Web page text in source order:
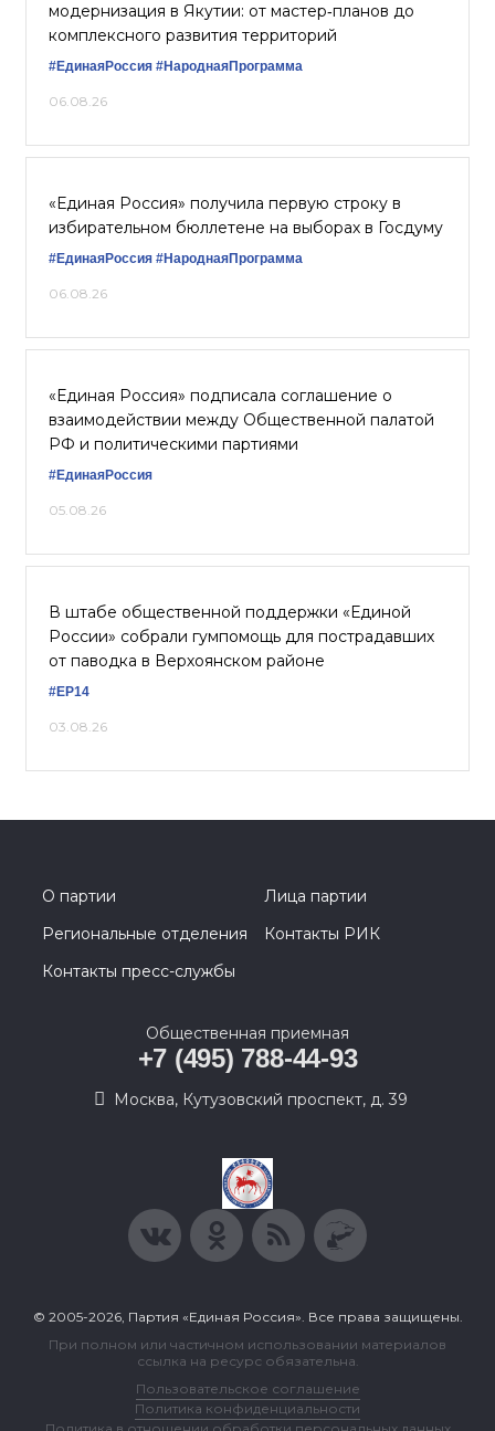
модернизация в Якутии: от мастер‑планов до
комплексного развития территорий
#ЕдинаяРоссия #НароднаяПрограмма
06.08.26
«Единая Россия» получила первую строку в
избирательном бюллетене на выборах в Госдуму
#ЕдинаяРоссия #НароднаяПрограмма
06.08.26
«Единая Россия» подписала соглашение о
взаимодействии между Общественной палатой
РФ и политическими партиями
#ЕдинаяРоссия
05.08.26
В штабе общественной поддержки «Единой
России» собрали гумпомощь для пострадавших
от паводка в Верхоянском районе
#ЕР14
03.08.26
О партии
Лица партии
Региональные отделения
Контакты РИК
Контакты пресс-службы
Общественная приемная
+7 (495) 788-44-93
Москва, Кутузовский проспект, д. 39
© 2005-2026, Партия «Единая Россия». Все права защищены.
При полном или частичном использовании материалов
ссылка на ресурс обязательна.
Пользовательское соглашение
Политика конфиденциальности